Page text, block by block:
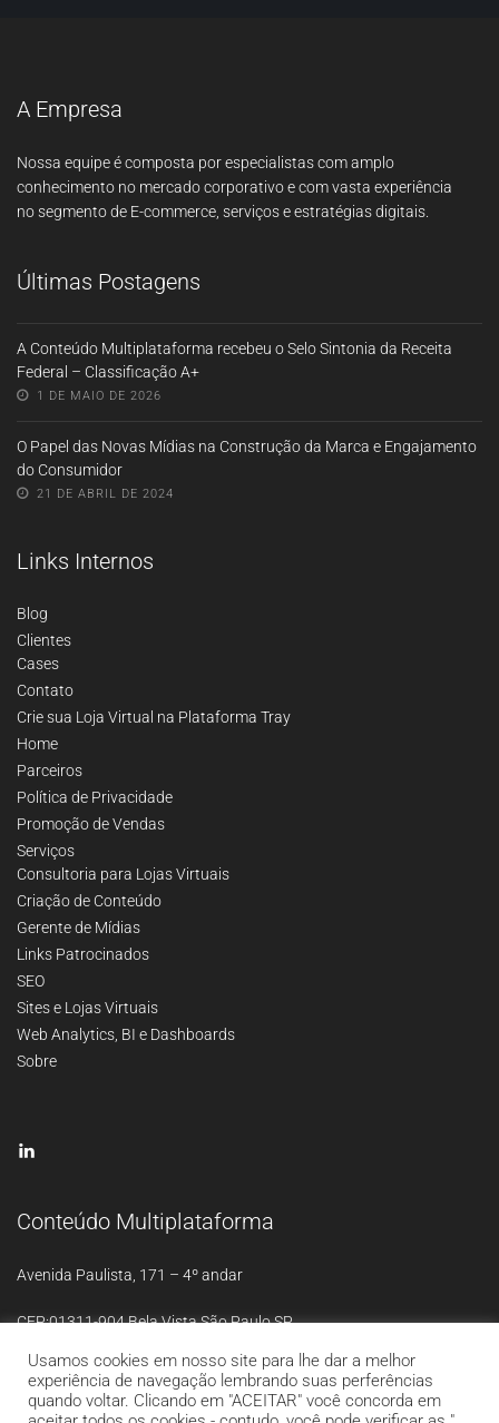
A Empresa
Nossa equipe é composta por especialistas com amplo
conhecimento no mercado corporativo e com vasta experiência
no segmento de E-commerce, serviços e estratégias digitais.
Últimas Postagens
A Conteúdo Multiplataforma recebeu o Selo Sintonia da Receita
Federal – Classificação A+
1 DE MAIO DE 2026
O Papel das Novas Mídias na Construção da Marca e Engajamento
do Consumidor
21 DE ABRIL DE 2024
Links Internos
Blog
Clientes
Cases
Contato
Crie sua Loja Virtual na Plataforma Tray
Home
Parceiros
Política de Privacidade
Promoção de Vendas
Serviços
Consultoria para Lojas Virtuais
Criação de Conteúdo
Gerente de Mídias
Links Patrocinados
SEO
Sites e Lojas Virtuais
Web Analytics, BI e Dashboards
Sobre
Conteúdo Multiplataforma
Avenida Paulista, 171 – 4º andar
CEP:01311-904 Bela Vista São Paulo SP
Usamos cookies em nosso site para lhe dar a melhor
experiência de navegação lembrando suas perferências
quando voltar. Clicando em "ACEITAR" você concorda em